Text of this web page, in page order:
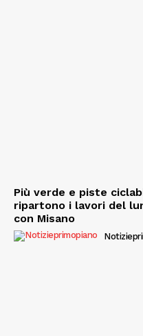
Più verde e piste
ripartono i lavori del
con Misano